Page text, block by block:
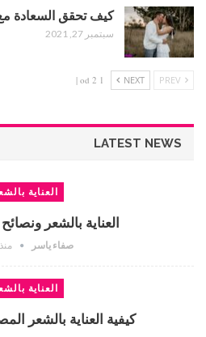
كيف تحقق السعادة
سبتمبر 27, 2021
NEXT
1 od 2 |
LATEST NEWS
العناية
العناية بالشعر ونصائح
صفاء ياسر منذ
العناية
كيفية العناية بالشعر